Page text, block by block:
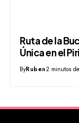
Ruta de la
Única en el
ByRuben2 minutos